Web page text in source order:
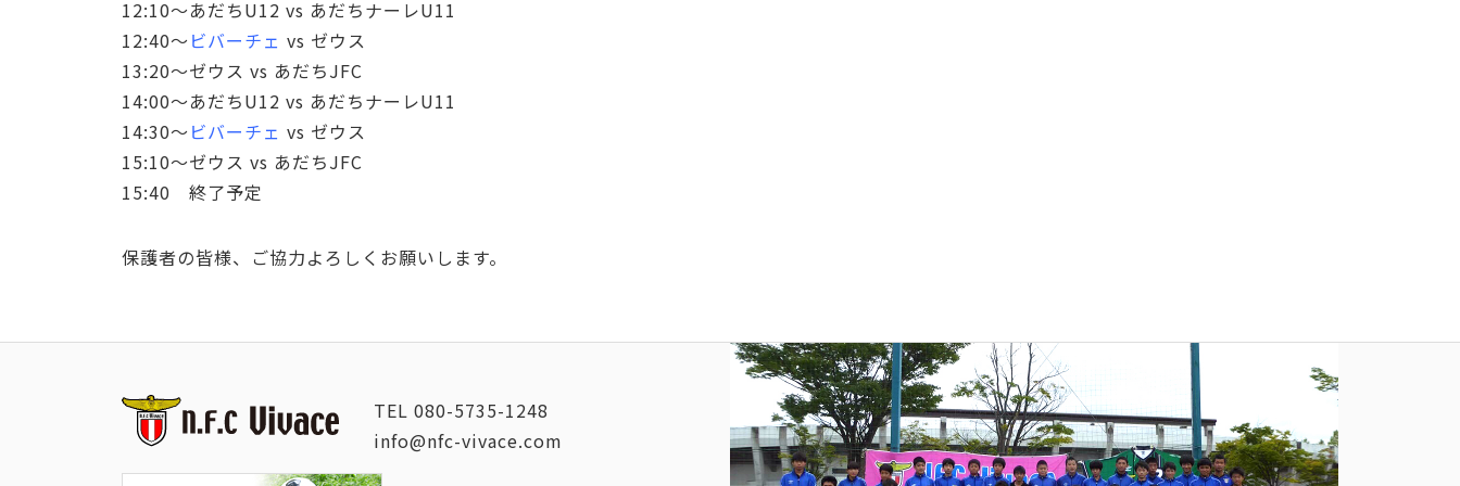
12:10～あだちU12 vs あだちナーレU11
12:40～ ビバーチェ vs ゼウス
13:20～ゼウス vs あだちJFC
14:00～あだちU12 vs あだちナーレU11
14:30～ ビバーチェ vs ゼウス
15:10～ゼウス vs あだちJFC
15:40 終了予定
保護者の皆様、ご協力よろしくお願いします。
TEL 080-5735-1248
info@nfc-vivace.com